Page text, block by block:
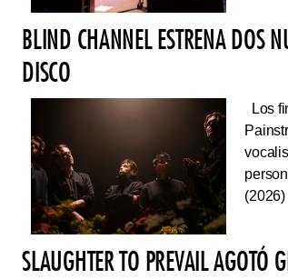
BLIND CHANNEL ESTRENA DOS
DISCO
Los
SLAUGHTER TO PREVAIL AGOTÓ